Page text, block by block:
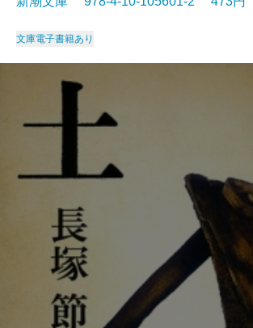
文庫電子書籍あり